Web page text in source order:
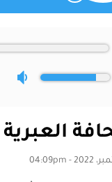
العبرية 19-09-2022